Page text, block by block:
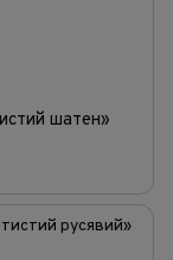
шатен»